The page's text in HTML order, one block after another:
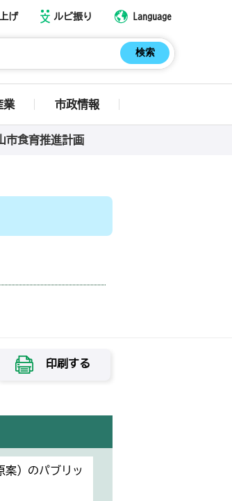
げ ルビ振り Language
業 市政情報
市食育推進計画
印刷する
案）のパブリッ